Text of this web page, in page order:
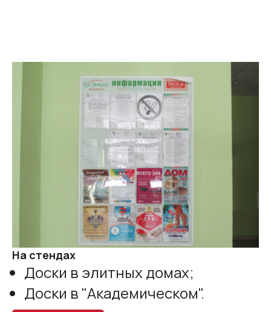
На стендах
Доски в элитных домах;
Доски в "Академическом".